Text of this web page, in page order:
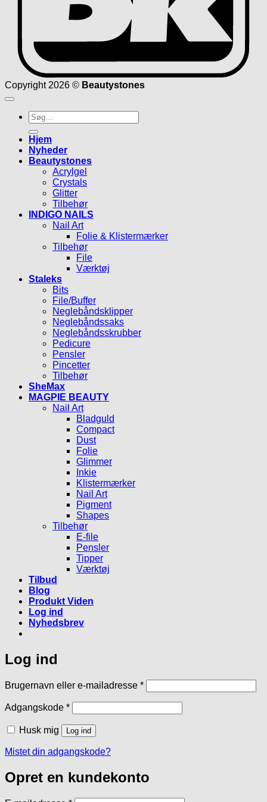
Copyright 2026 © Beautystones
Søg
efter:
Hjem
Nyheder
Beautystones
Acrylgel
Crystals
Glitter
Tilbehør
INDIGO NAILS
Nail Art
Folie & Klistermærker
Tilbehør
File
Værktøj
Staleks
Bits
File/Buffer
Neglebåndsklipper
Neglebåndssaks
Neglebåndsskrubber
Pedicure
Pensler
Pincetter
Tilbehør
SheMax
MAGPIE BEAUTY
Nail Art
Bladguld
Compact
Dust
Folie
Glimmer
Inkie
Klistermærker
Nail Art
Pigment
Shapes
Tilbehør
E-file
Pensler
Tipper
Værktøj
Tilbud
Blog
Produkt Viden
Log ind
Nyhedsbrev
Log ind
Brugernavn eller e-mailadresse *Påkrævet
Adgangskode *Påkrævet
Husk mig Log ind
Mistet din adgangskode?
Opret en kundekonto